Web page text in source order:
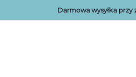
Darmowa wysyłka